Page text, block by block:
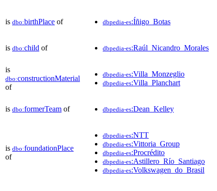
is dbo:birthPlace of dbpedia-es:Íñigo_Botas
is dbo:child of dbpedia-es:Raúl_Nicandro_Morales
is
dbo:constructionMaterial
of
dbpedia-es:Villa_Monzeglio
dbpedia-es:Villa_Planchart
is dbo:formerTeam of dbpedia-es:Dean_Kelley
is dbo:foundationPlace
of
dbpedia-es:NTT
dbpedia-es:Vittoria_Group
dbpedia-es:Procrédito
dbpedia-es:Astillero_Río_Santiago
dbpedia-es:Volkswagen_do_Brasil